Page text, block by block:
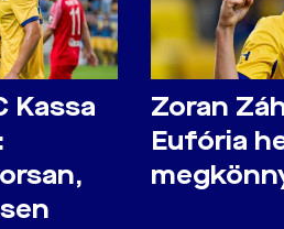
Kassa
Zoran
Eufória